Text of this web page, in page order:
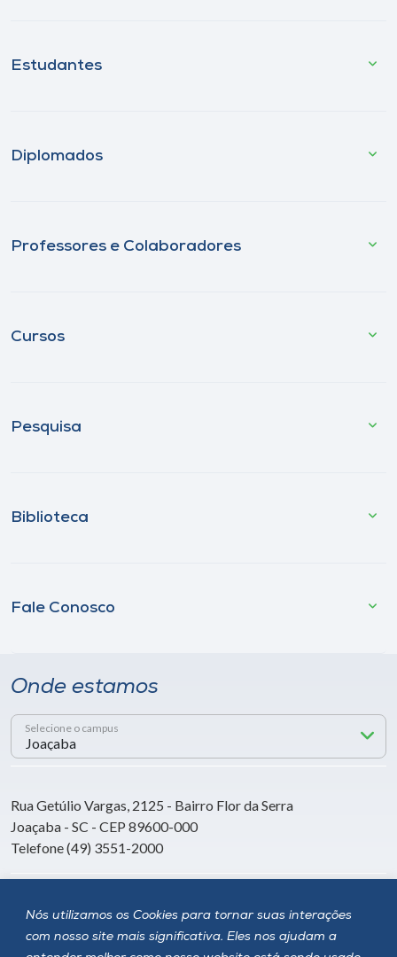
Nós utilizamos os Cookies para tornar suas interações
com nosso site mais significativa. Eles nos ajudam a
Estudantes
Diplomados
Professores e Colaboradores
Cursos
Pesquisa
Biblioteca
Fale Conosco
Onde estamos
Selecione o campus
Rua Getúlio Vargas, 2125 - Bairro Flor da Serra
Joaçaba - SC - CEP 89600-000
Telefone (49) 3551-2000
Siga a Unoesc